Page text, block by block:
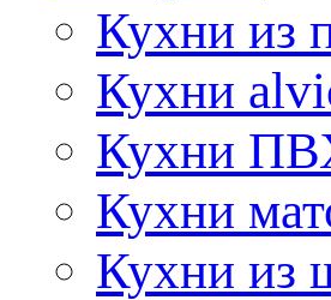
Кухни из
Кухни
Кухни
Кухни
Кухни из